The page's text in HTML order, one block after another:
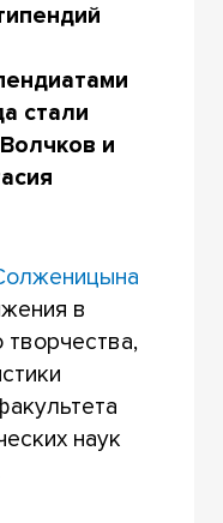
стали
и
в
творчества,
наук